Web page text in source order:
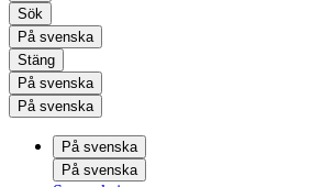
Sök
På svenska
Stäng
På svenska
På svenska
På svenska
På svenska